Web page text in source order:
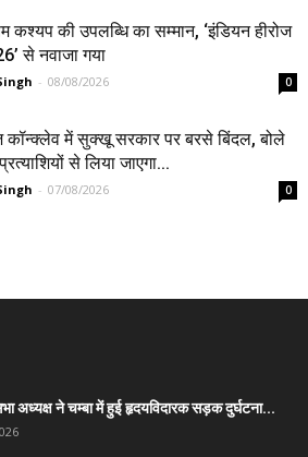
कश्यप की उपलब्धि का सम्मान, ‘इंडियन हीरोज
से नवाजा गया
- 08/08/2026 0
कॉन्क्लेव में सुक्खू सरकार पर बरसे बिंदल, बोले
से लिया जाएगा...
- 07/08/2026 0
अध्यक्ष ने चम्बा में हुई हृदयविदारक सड़क दुर्घटना...